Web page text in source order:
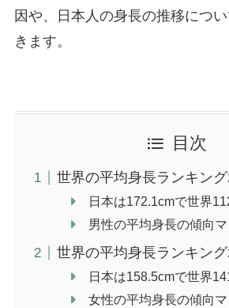
因や、日本人の身長の推移につ
きます。
目次
世界の平均身長ランキン
日本は172.1cmで世界
男性の平均身長の傾向
世界の平均身長ランキン
日本は158.5cmで世界
女性の平均身長の傾向